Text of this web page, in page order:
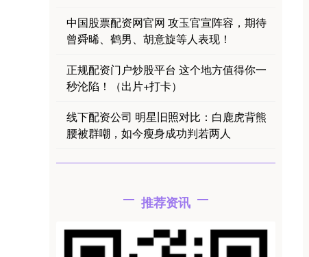
中国股票配资网官网 攻玉官宣阵容，期待
曾舜晞、鹤男、胡意旋等人表现！
正规配资门户炒股平台 这个地方值得你一
秒沦陷！（出片+打卡）
线下配资公司 明星旧照对比：白鹿虎背熊
腰被群嘲，如今瘦身成功判若两人
推荐资讯